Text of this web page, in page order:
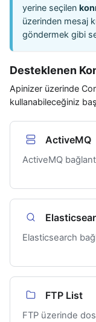
yerine seçilen
üzerinden mesaj
göndermek gibi
Desteklenen
Apinizer üzerinde
kullanabileceğiniz
ActiveMQ
ActiveMQ
Elasticsearch
FTP List
FTP üzerinde